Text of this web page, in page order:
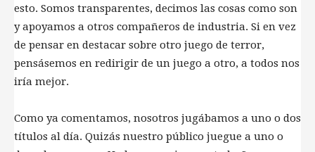
esto. Somos transparentes, decimos las cosas como son
y apoyamos a otros compañeros de industria. Si en vez
de pensar en destacar sobre otro juego de terror,
pensásemos en redirigir de un juego a otro, a todos nos
iría mejor.
Como ya comentamos, nosotros jugábamos a uno o dos
títulos al día. Quizás nuestro público juegue a uno o